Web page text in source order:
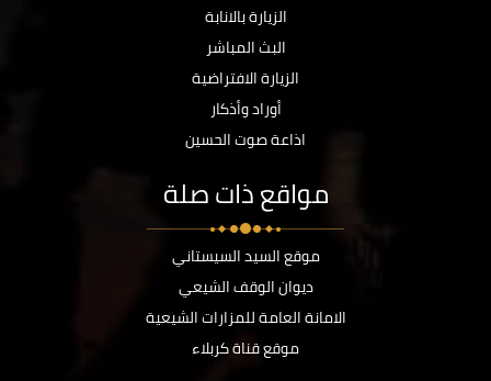
الزيارة بالانابة
البث المباشر
الزيارة الافتراضية
أوراد وأذكار
اذاعة صوت الحسين
مواقع ذات صلة
موقع السيد السيستاني
ديوان الوقف الشيعي
الامانة العامة للمزارات الشيعية
موقع قناة كربلاء